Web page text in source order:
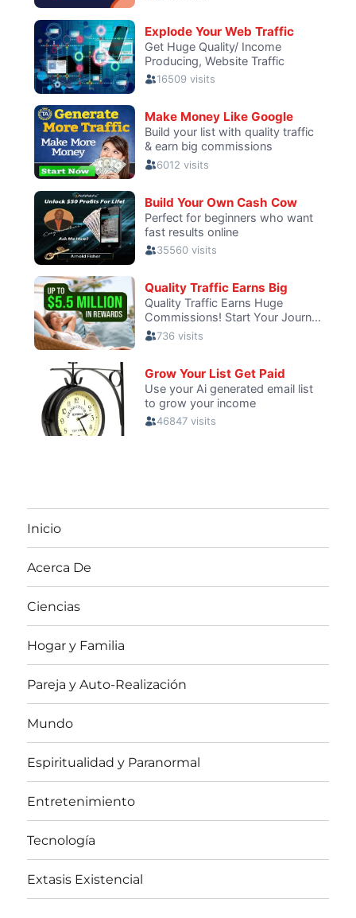
Inicio
Acerca De
Ciencias
Hogar y Familia
Pareja y Auto-Realización
Mundo
Espiritualidad y Paranormal
Entretenimiento
Tecnología
Extasis Existencial